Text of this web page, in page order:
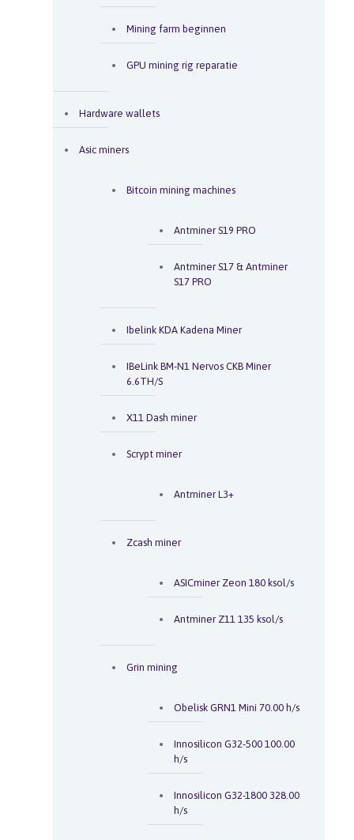
Mining farm beginnen
GPU mining rig reparatie
Hardware wallets
Asic miners
Bitcoin mining machines
Antminer S19 PRO
Antminer S17 & Antminer
S17 PRO
Ibelink KDA Kadena Miner
IBeLink BM-N1 Nervos CKB Miner
6.6TH/S
X11 Dash miner
Scrypt miner
Antminer L3+
Zcash miner
ASICminer Zeon 180 ksol/s
Antminer Z11 135 ksol/s
Grin mining
Obelisk GRN1 Mini 70.00 h/s
Innosilicon G32-500 100.00
h/s
Innosilicon G32-1800 328.00
h/s